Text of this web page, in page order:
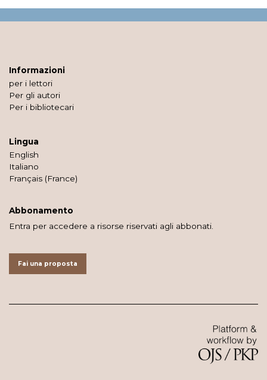
Informazioni
per i lettori
Per gli autori
Per i bibliotecari
Lingua
English
Italiano
Français (France)
Abbonamento
Entra per accedere a risorse riservati agli abbonati.
Fai una proposta